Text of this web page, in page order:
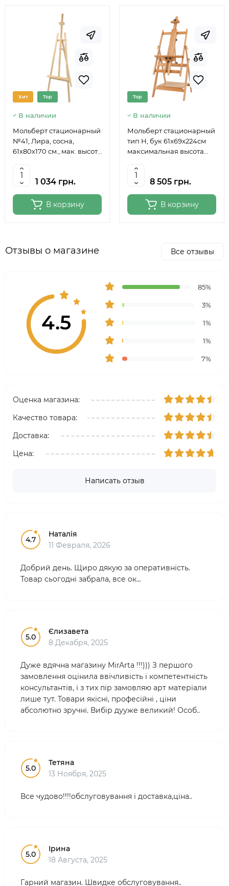
Хит Top
В наличии
Мольберт стационарный
№41, Лира, сосна,
61х80х170 см., мак. высота
Studio
1 034 грн.
В корзину
Top
В наличии
Мольберт стационарный
тип Н, бук 61x69x224см
максимальная высота
6059
8 505 грн.
В корзину
Отзывы о магазине Все отзывы
4.5
85%
3%
1%
1%
7%
Оценка магазина:
Качество товара:
Доставка:
Цена:
Написать отзыв
4.7
Наталія
11 Февраля, 2026
Добрий день. Щиро дякую за оперативність.
Товар сьогодні забрала, все ок...
5.0
Єлизавета
8 Декабря, 2025
Дуже вдячна магазину MirArta !!!))) З першого
замовлення оцінила ввічливість і компетентність
консультантів, і з тих пір замовляю арт матеріали
лише тут. Товари якісні, професійні , ціни
абсолютно зручні. Вибір дууже великий! Особ..
5.0
Тетяна
13 Ноября, 2025
Все чудово!!!!обслуговування і доставка,ціна..
5.0
Ірина
18 Августа, 2025
Гарний магазин. Швидке обслуговування..